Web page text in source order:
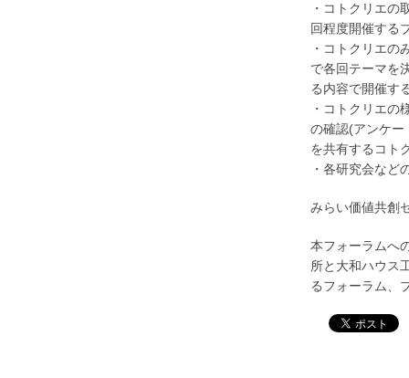
・コトクリエの
回程度開催する
・コトクリエの
で各回テーマを
る内容で開催す
・コトクリエの
の確認(アンケー
を共有するコト
・各研究会など
みらい価値共創
本フォーラムへ
所と大和ハウス
るフォーラム、